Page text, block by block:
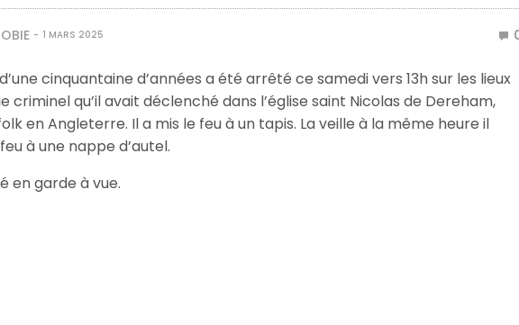
1 MARS 2025
cinquantaine d’années a été arrêté ce samedi vers 13h sur les lieux
criminel qu’il avait déclenché dans l’église saint Nicolas de Dereham,
en Angleterre. Il a mis le feu à un tapis. La veille à la même heure il
à une nappe d’autel.
en garde à vue.